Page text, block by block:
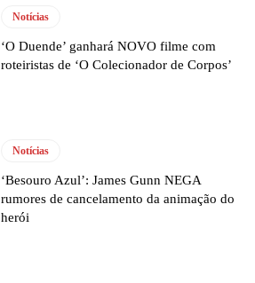
Notícias
‘O Duende’ ganhará NOVO filme com
roteiristas de ‘O Colecionador de Corpos’
Notícias
‘Besouro Azul’: James Gunn NEGA
rumores de cancelamento da animação do
herói